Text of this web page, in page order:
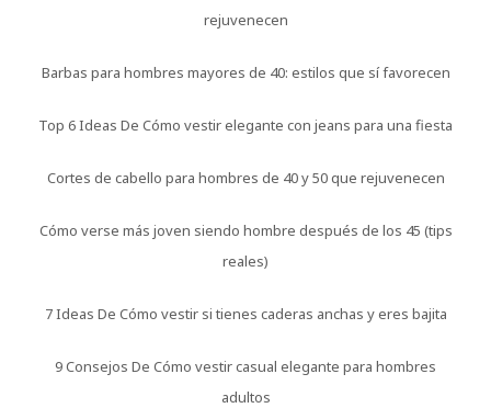
rejuvenecen
Barbas para hombres mayores de 40: estilos que sí favorecen
Top 6 Ideas De Cómo vestir elegante con jeans para una fiesta
Cortes de cabello para hombres de 40 y 50 que rejuvenecen
Cómo verse más joven siendo hombre después de los 45 (tips
reales)
7 Ideas De Cómo vestir si tienes caderas anchas y eres bajita
9 Consejos De Cómo vestir casual elegante para hombres
adultos